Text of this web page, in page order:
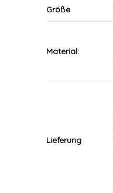
Größe
Material:
Lieferung